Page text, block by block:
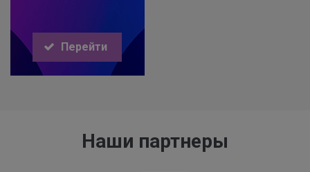
Перейти
Наши партнеры